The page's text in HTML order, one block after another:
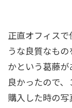
正直オフィス
うな良質なも
かという葛藤
良かったので
購入した時の写